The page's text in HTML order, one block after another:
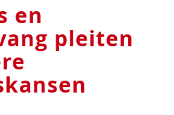
en
pleiten